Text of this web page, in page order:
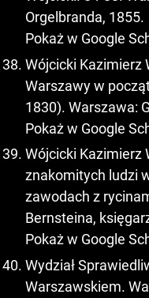
Orgelbranda, 1855.
Pokaż w Google
Wójcicki Kazimierz
Warszawy w
1830). Warszawa:
Pokaż w Google
Wójcicki Kazimierz
znakomitych ludzi
zawodach z
Bernsteina,
Pokaż w Google
Wydział
Warszawskiem.